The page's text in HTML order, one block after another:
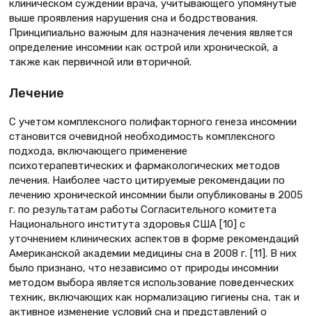
клиническом суждении врача, учитывающего упомянутые
выше проявления нарушения сна и бодрствования.
Принципиально важным для назначения лечения является
определение инсомнии как острой или хронической, а
также как первичной или вторичной.
Лечение
С учетом комплексного полифакторного генеза инсомнии
становится очевидной необходимость комплексного
подхода, включающего применение
психотерапевтических и фармакологических методов
лечения. Наиболее часто цитируемые рекомендации по
лечению хронической инсомнии были опубликованы в 2005
г. по результатам работы Согласительного комитета
Национального института здоровья США [10] с
уточнением клинических аспектов в форме рекомендаций
Американской академии медицины сна в 2008 г. [11]. В них
было признано, что независимо от природы инсомнии
методом выбора является использование поведенческих
техник, включающих как нормализацию гигиены сна, так и
активное изменение условий сна и представлений о